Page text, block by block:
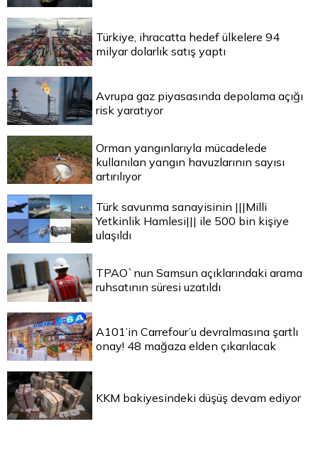
Türkiye, ihracatta hedef ülkelere 94
milyar dolarlık satış yaptı
Avrupa gaz piyasasında depolama açığı
risk yaratıyor
Orman yangınlarıyla mücadelede
kullanılan yangın havuzlarının sayısı
artırılıyor
Türk savunma sanayisinin |||Milli
Yetkinlik Hamlesi||| ile 500 bin kişiye
ulaşıldı
TPAO`nun Samsun açıklarındaki arama
ruhsatının süresi uzatıldı
A101’in Carrefour’u devralmasına şartlı
onay! 48 mağaza elden çıkarılacak
KKM bakiyesindeki düşüş devam ediyor